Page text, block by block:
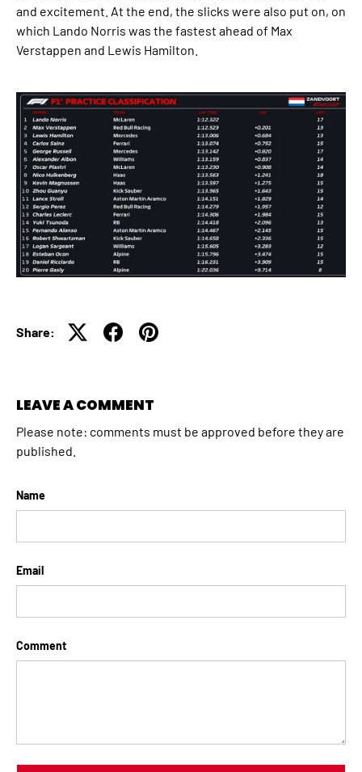
and excitement. At the end, the slicks were also put on, on
which Lando Norris was the fastest ahead of Max
Verstappen and Lewis Hamilton.
Share:
LEAVE A COMMENT
Please note: comments must be approved before they are
published.
Name
Email
Comment